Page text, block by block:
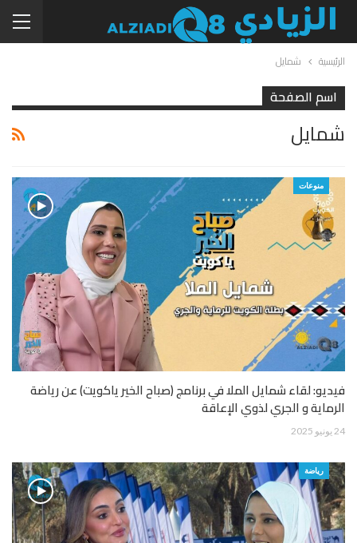
الرئيسية شمايل
اسم الصفحة
شمايل
منوعات
فيديو: لقاء شمايل الملا في برنامج (صباح الخير ياكويت) عن رياضة
الرماية و الجري لذوي الإعاقة
24 يونيو 2025
رياضة